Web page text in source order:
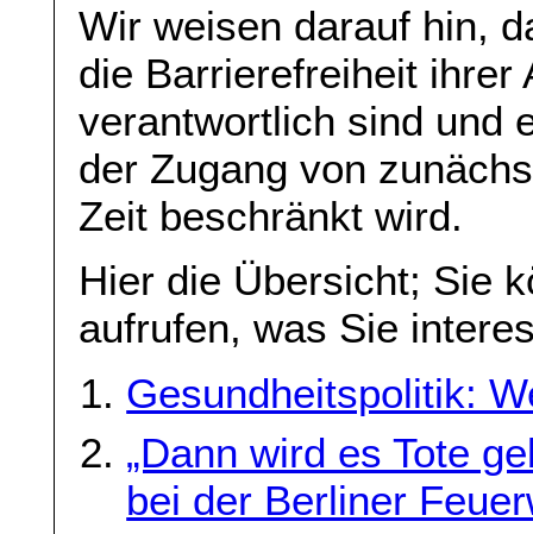
Wir weisen darauf hin,
die Barrierefreiheit ihrer
verantwortlich sind und
der Zugang von
Zeit beschränkt wird.
Hier die Übersicht; Sie
aufrufen, was Sie
Gesundheitspolitik:
„Dann wird es Tote
bei der Berliner